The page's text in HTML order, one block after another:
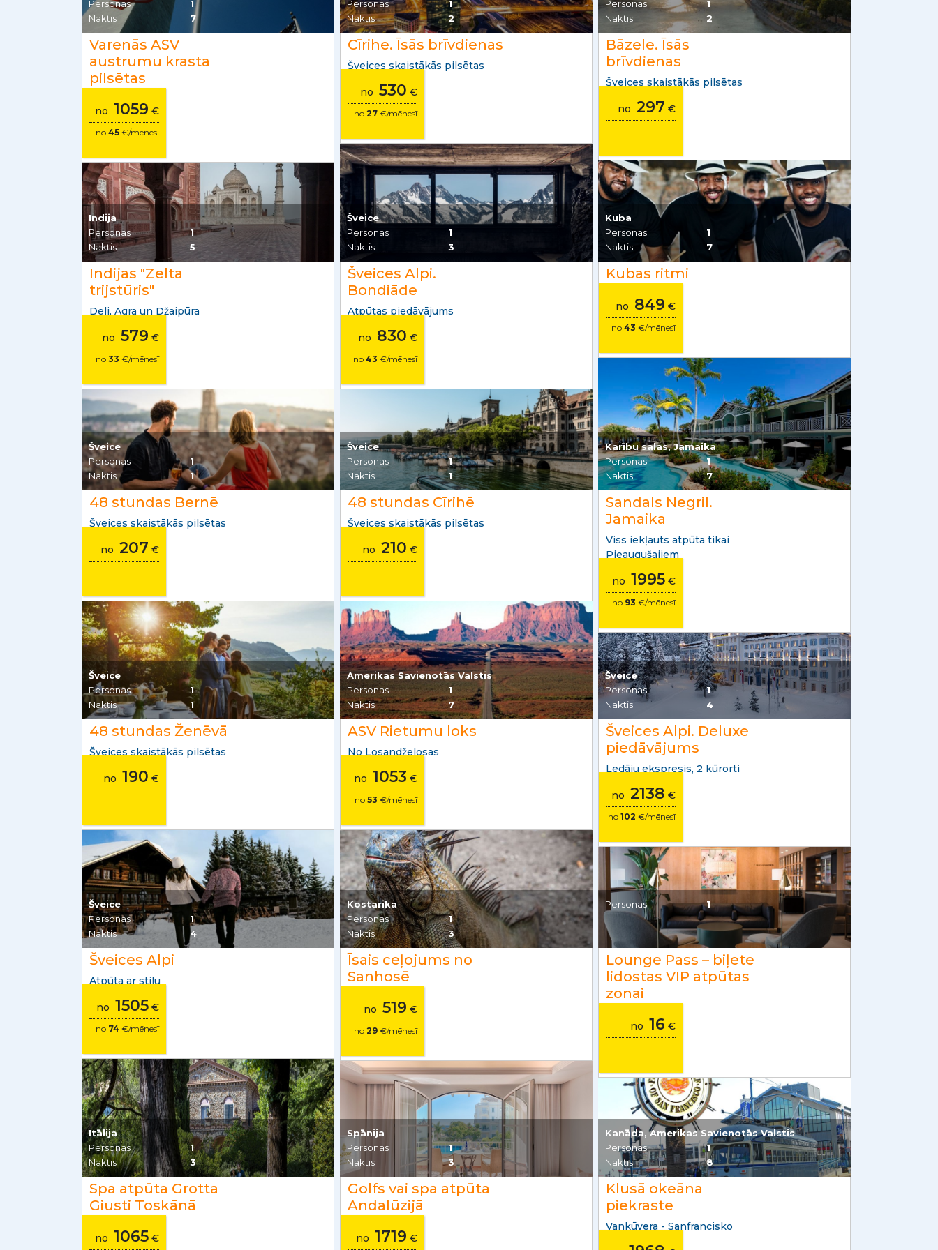
Personas
1
Naktis
7
Varenās ASV
austrumu krasta
pilsētas
no 1059 €
no 45 €/mēnesī
Personas
1
Naktis
2
Cīrihe. Īsās brīvdienas
Šveices skaistākās pilsētas
no 530 €
no 27€/mēnesī
Personas
1
Naktis
2
Bāzele. Īsās
brīvdienas
Šveices skaistākās pilsētas
no 297 €
Indija
Personas
1
Naktis
5
Indijas "Zelta
trijstūris"
Deli, Agra un Džaipūra
no 579 €
no 33 €/mēnesī
Šveice
Personas
1
Naktis
3
Šveices Alpi.
Bondiāde
Atpūtas piedāvājums
no 830 €
no 43 €/mēnesī
Kuba
Personas
1
Naktis
7
Kubas ritmi
no 849 €
no 43 €/mēnesī
Šveice
Personas
1
Naktis
1
48 stundas Bernē
Šveices skaistākās pilsētas
no 207 €
Šveice
Personas
1
Naktis
1
48 stundas Cīrihē
Šveices skaistākās pilsētas
no 210 €
Karību salas, Jamaika
Personas
1
Naktis
7
Sandals Negril.
Jamaika
Viss iekļauts atpūta tikai
Pieaugušajiem
no 1995€
no 93 €/mēnesī
Šveice
Personas
1
Naktis
1
48 stundas Ženēvā
Šveices skaistākās pilsētas
no 190 €
Amerikas Savienotās Valstis
Personas
1
Naktis
7
ASV Rietumu loks
No Losandželosas
no 1053 €
no 53 €/mēnesī
Šveice
Personas
1
Naktis
4
Šveices Alpi. Deluxe
piedāvājums
Ledāju ekspresis, 2 kūrorti
no 2138 €
no 102 €/mēnesī
Šveice
Personas
1
Naktis
4
Šveices Alpi
Atpūta ar stilu
no 1505 €
no 74 €/mēnesī
Kostarika
Personas
1
Naktis
3
Īsais ceļojums no
Sanhosē
no 519 €
no 29€/mēnesī
Personas 1
Lounge Pass – biļete
lidostas VIP atpūtas
zonai
no 16 €
Itālija
Personas
1
Naktis
3
Spa atpūta Grotta
Giusti Toskānā
no 1065 €
Spānija
Personas
1
Naktis
3
Golfs vai spa atpūta
Andalūzijā
no 1719 €
Kanāda, Amerikas Savienotās Valstis
Personas
1
Naktis
8
Klusā okeāna
piekraste
Vankūvera - Sanfrancisko